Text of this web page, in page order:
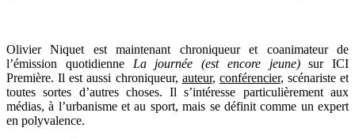
Olivier Niquet est maintenant chroniqueur et coanimateur de
l’émission quotidienne La journée (est encore jeune)sur ICI
Première. Il est aussi chroniqueur, auteur, conférencier, scénariste et
toutes sortes d’autres choses. Il s’intéresse particulièrement aux
médias, à l’urbanisme et au sport, mais se définit comme un expert
en polyvalence.